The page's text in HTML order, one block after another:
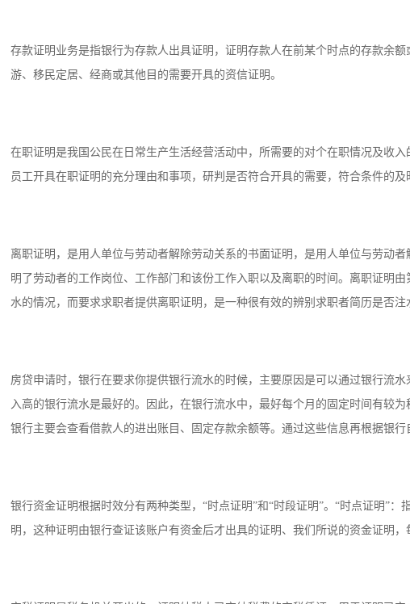
存款证明业务是指银行为存款人出具证明，证明存款人在前某个时点的存款余
游、移民定居、经商或其他目的需要开具的资信证明。
在职证明是我国公民在日常生产生活经营活动中，所需要的对个在职情况及收
员工开具在职证明的充分理由和事项，研判是否符合开具的需要，符合条件的
离职证明，是用人单位与劳动者解除劳动关系的书面证明，是用人单位与劳动
明了劳动者的工作岗位、工作部门和该份工作入职以及离职的时间。离职证明
水的情况，而要求求职者提供离职证明，是一种很有效的辨别求职者简历是否注
房贷申请时，银行在要求你提供银行流水的时候，主要原因是可以通过银行流
入高的银行流水是最好的。因此，在银行流水中，最好每个月的固定时间有较
银行主要会查看借款人的进出账目、固定存款余额等。通过这些信息再根据银
银行资金证明根据时效分有两种类型，“时点证明”和“时段证明”。“时点证明”
明，这种证明由银行查证该账户有资金后才出具的证明、我们所说的资金证明